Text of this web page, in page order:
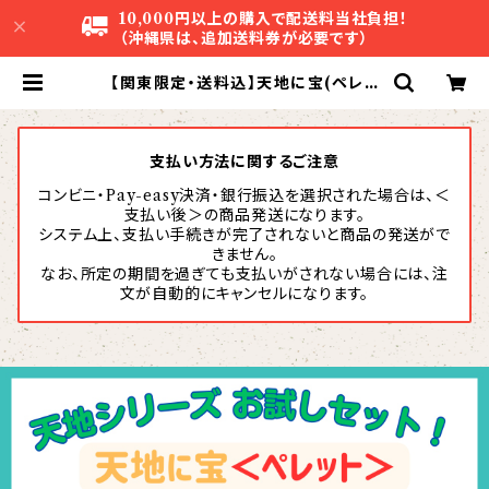
10,000円以上の購入で配送料当社負担！
（沖縄県は、追加送料券が必要です）
【関東限定・送料込】天地に宝(ペレッ
リスタ
支払い方法に関するご注意
コンビニ・Pay-easy決済・銀行振込を選択された場合は、＜
支払い後＞の商品発送になります。
システム上、支払い手続きが完了されないと商品の発送がで
きません。
なお、所定の期間を過ぎても支払いがされない場合には、注
文が自動的にキャンセルになります。